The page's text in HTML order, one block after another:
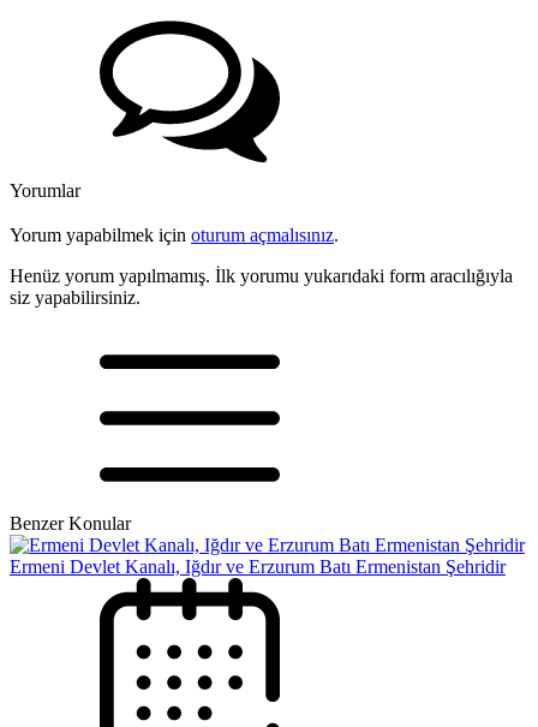
Yorumlar
Yorum yapabilmek için oturum açmalısınız.
Henüz yorum yapılmamış. İlk yorumu yukarıdaki form aracılığıyla
siz yapabilirsiniz.
Benzer Konular
Ermeni Devlet Kanalı, Iğdır ve Erzurum Batı Ermenistan Şehridir